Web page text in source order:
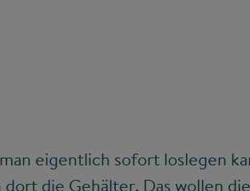
eigentlich sofort loslegen
die Gehälter. Das wollen